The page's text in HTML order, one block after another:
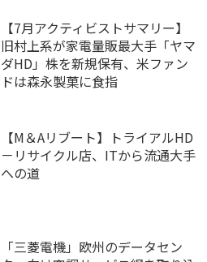
【7月アクティビストサマリー】
旧村上系が家電量販最大手「ヤマ
ダHD」株を新規保有、米ファン
ドは森永製菓に食指
【M＆Aリブート】トライアルHD
－リサイクル店、ITから流通大手
への道
「三菱電機」欧州のデータセン